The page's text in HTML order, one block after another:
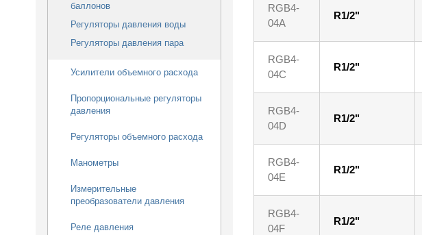
баллонов
Регуляторы давления воды
Регуляторы давления пара
Усилители объемного расхода
Пропорциональные регуляторы
давления
Регуляторы объемного расхода
Манометры
Измерительные
преобразователи давления
Реле давления
RGB4-
04A
R1/2"
RGB4-
04C
R1/2"
RGB4-
04D
R1/2"
RGB4-
04E
R1/2"
RGB4-
04F
R1/2"